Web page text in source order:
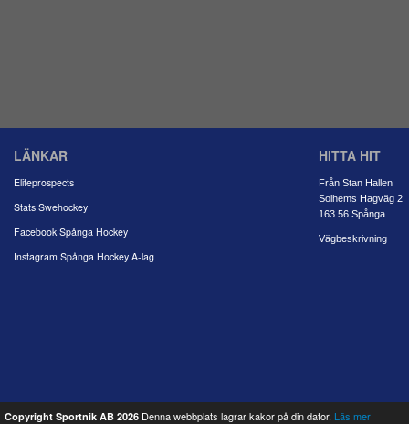
LÄNKAR
Eliteprospects
Stats Swehockey
Facebook Spånga Hockey
Instagram Spånga Hockey A-lag
HITTA HIT
Från Stan Hallen
Solhems Hagväg 2
163 56 Spånga
Vägbeskrivning
Copyright Sportnik AB 2026 Denna webbplats lagrar kakor på din dator. Läs mer